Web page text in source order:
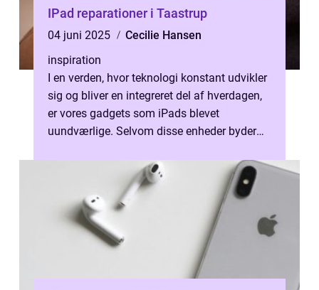
IPad reparationer i Taastrup
04 juni 2025
Cecilie Hansen
inspiration
I en verden, hvor teknologi konstant udvikler
sig og bliver en integreret del af hverdagen,
er vores gadgets som iPads blevet
uundværlige. Selvom disse enheder byder